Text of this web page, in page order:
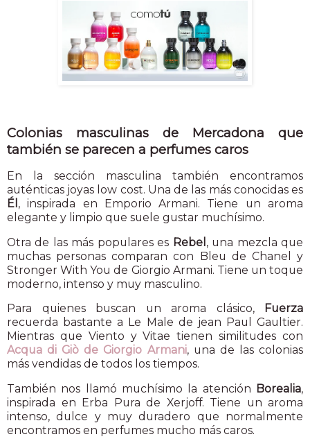
Colonias masculinas de Mercadona que
también se parecen a perfumes caros
En la sección masculina también encontramos
auténticas joyas low cost. Una de las más conocidas es
Él , inspirada en Emporio Armani. Tiene un aroma
elegante y limpio que suele gustar muchísimo.
Otra de las más populares es Rebel , una mezcla que
muchas personas comparan con Bleu de Chanel y
Stronger With You de Giorgio Armani. Tiene un toque
moderno, intenso y muy masculino.
Para quienes buscan un aroma clásico,
Fuerza
recuerda bastante a Le Male de jean Paul Gaultier.
Mientras que Viento y Vitae tienen similitudes con
Acqua di Giò de Giorgio Armani, una de las colonias
más vendidas de todos los tiempos.
También nos llamó muchísimo la atención Borealia,
inspirada en Erba Pura de Xerjoff. Tiene un aroma
intenso, dulce y muy duradero que normalmente
encontramos en perfumes mucho más caros.